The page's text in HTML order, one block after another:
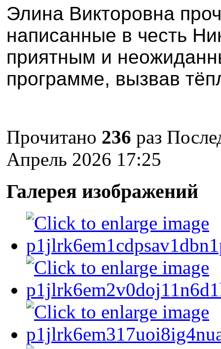
Элина Викторовна
написанные в честь
приятным и
программе, вызвав
Прочитано 236 раз
Апрель 2026 17:25
Галерея изображений